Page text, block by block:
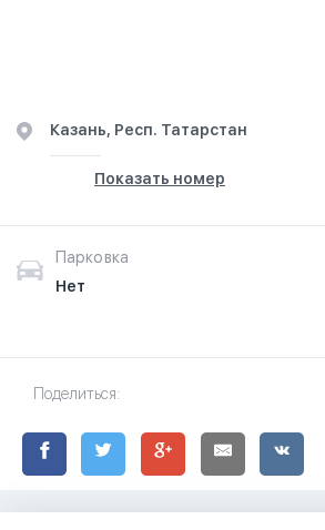
Казань, Респ. Татарстан
Показать номер
Парковка
Нет
Поделиться: